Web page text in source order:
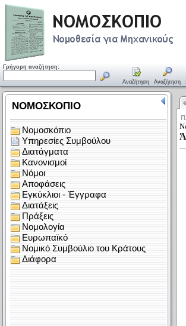
Γρήγορη αναζήτηση:
Αναζήτηση Αναζήτηση